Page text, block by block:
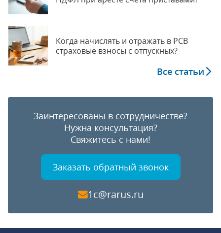
Когда начислять и отражать в РСВ
страховые взносы с отпускных?
Все статьи
Заинтересованы в сотрудничестве?
Нужна консультация?
Свяжитесь с нами!
Заказать обратный звонок
1c@rarus.ru